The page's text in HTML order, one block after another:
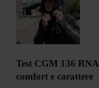
Test CGM 136
comfort e carattere